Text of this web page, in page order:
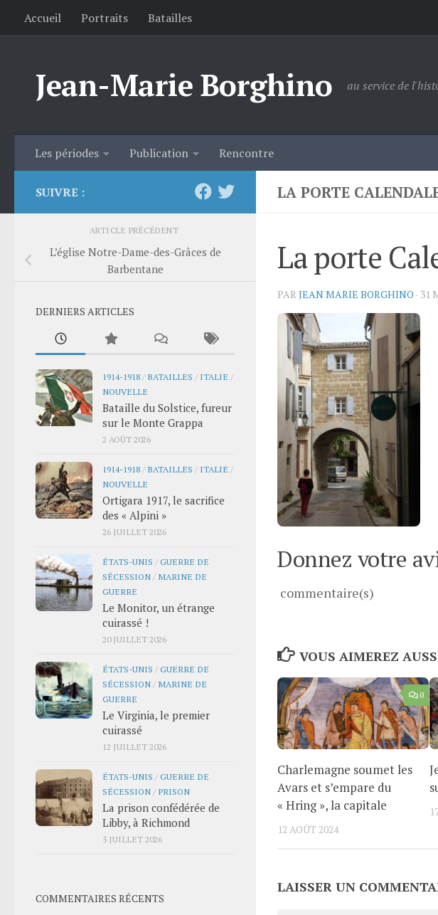
Skip to content
Accueil Portraits Batailles
Jean-Marie Borghino au service de
Les périodes Publication Rencontre
LA PORTE
La porte
PAR JEAN MARIE BORGHINO · 31
Donnez votre
commentaire(s)
VOUS AIMEREZ
0
Charlemagne soumet les
Avars et s’empare du
« Hring », la capitale
12 AOÛT 2024
LAISSER UN
SUIVRE :
ARTICLE PRÉCÉDENT
L’église Notre-Dame-des-Grâces de
Barbentane
DERNIERS ARTICLES
1914-1918 / BATAILLES / ITALIE /
NOUVELLE
Bataille du Solstice, fureur
sur le Monte Grappa
2 AOÛT 2026
1914-1918 / BATAILLES / ITALIE /
NOUVELLE
Ortigara 1917, le sacrifice
des « Alpini »
26 JUILLET 2026
ÉTATS-UNIS /GUERRE DE
SÉCESSION / MARINE DE
GUERRE
Le Monitor, un étrange
cuirassé !
20 JUILLET 2026
ÉTATS-UNIS /GUERRE DE
SÉCESSION / MARINE DE
GUERRE
Le Virginia, le premier
cuirassé
12 JUILLET 2026
ÉTATS-UNIS /GUERRE DE
SÉCESSION / PRISON
La prison confédérée de
Libby, à Richmond
5 JUILLET 2026
COMMENTAIRES RÉCENTS